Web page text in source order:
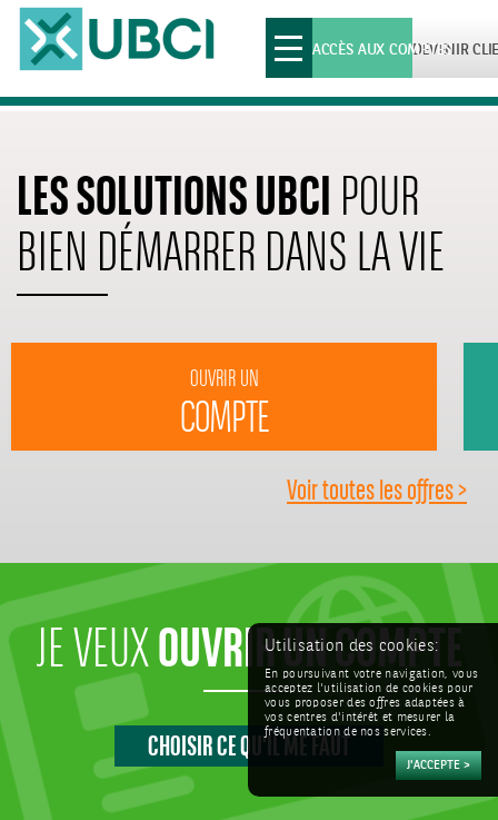
Toggle
navigationDEVENIR
ACCÈS AUX COMPTES
LES SOLUTIONS UBCIPOUR
BIEN DÉMARRER DANS LA VIE
OUVRIR UN
COMPTE
Voir toutes les offres >
JE VEUXOUVRIR UN COMPTE
CHOISIR CE QU'IL ME FAUT
Utilisation des cookies:
En poursuivant votre navigation, vous
acceptez l'utilisation de cookies pour
vous proposer des offres adaptées à
vos centres d'intérêt et mesurer la
fréquentation de nos services.